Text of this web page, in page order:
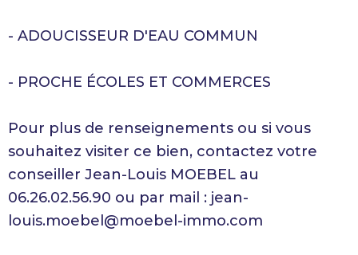
- ADOUCISSEUR D'EAU COMMUN
- PROCHE ÉCOLES ET COMMERCES
Pour plus de renseignements ou si vous
souhaitez visiter ce bien, contactez votre
conseiller Jean-Louis MOEBEL au
06.26.02.56.90 ou par mail : jean-
louis.moebel@moebel-immo.com